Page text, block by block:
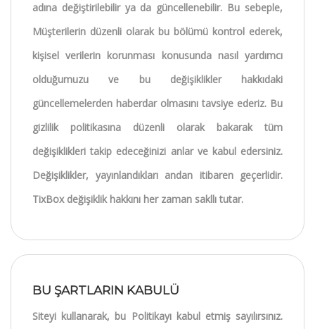
adına değiştirilebilir ya da güncellenebilir. Bu sebeple,
Müşterilerin düzenli olarak bu bölümü kontrol ederek,
kişisel verilerin korunması konusunda nasıl yardımcı
olduğumuzu ve bu değişiklikler hakkıdaki
güncellemelerden haberdar olmasını tavsiye ederiz. Bu
gizlilik politikasına düzenli olarak bakarak tüm
değişiklikleri takip edeceğinizi anlar ve kabul edersiniz.
Değişiklikler, yayınlandıkları andan itibaren geçerlidir.
TixBox değişiklik hakkını her zaman sakllı tutar.
BU ŞARTLARIN KABULÜ
Siteyi kullanarak, bu Politikayı kabul etmiş sayılırsınız.